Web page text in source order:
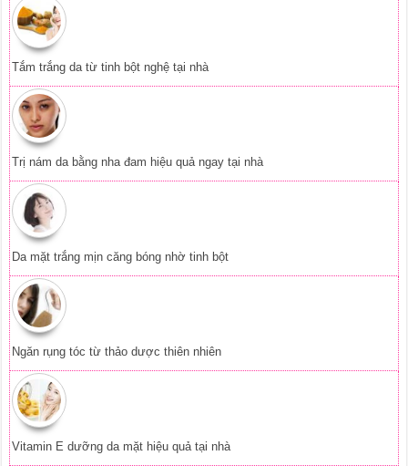
Da mặt trắng mịn căng bóng nhờ tinh bột
Ngăn rụng tóc từ thảo dược thiên nhiên
Vitamin E dưỡng da mặt hiệu quả tại nhà
Loại nước uống giúp trị tàn nhang hiệu quả